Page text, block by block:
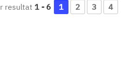
resultat 1 - 6 1 2 3
4